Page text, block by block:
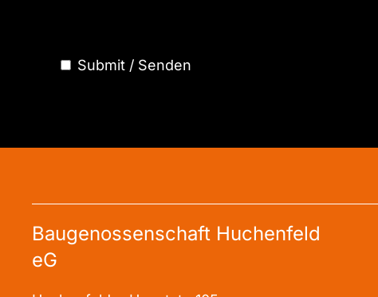
Submit / Senden
Baugenossenschaft Huchenfeld
eG